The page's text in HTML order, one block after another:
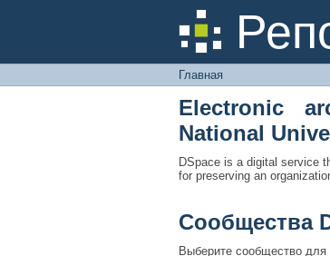
Главная
Главная
Electronic
National
DSpace is a digital service
for preserving an
Сообщества
Выберите сообщество для